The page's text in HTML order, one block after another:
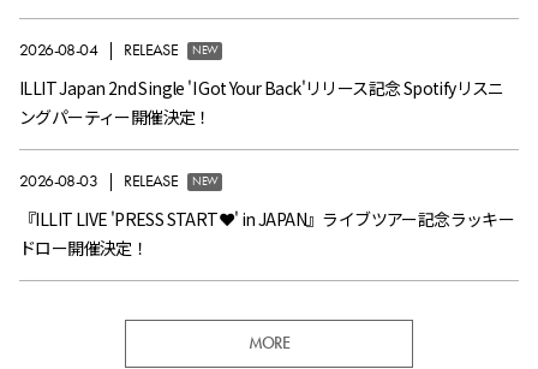
2026-08-04 RELEASE NEW
ILLIT Japan 2nd Single 'I Got Your Back'リリース記念 Spotifyリスニ
ングパーティー開催決定！
2026-08-03 RELEASE NEW
『ILLIT LIVE 'PRESS START︎︎❤' in JAPAN』ライブツアー記念ラッキー
ドロー開催決定！
MORE